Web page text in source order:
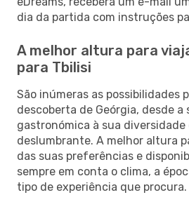
dia da partida com instruções
A melhor altura para
para Tbilisi
São inúmeras as possibilidades
descoberta de Geórgia, desde a
gastronómica à sua
deslumbrante. A melhor altura
das suas preferências e
sempre em conta o clima, a
tipo de experiência que procura.